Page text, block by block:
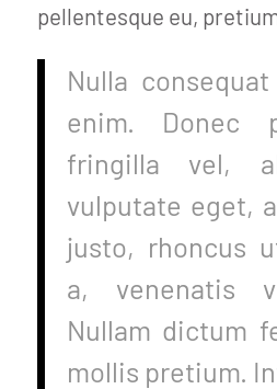
pellentesque eu,
Nulla
enim. Donec
fringilla vel,
vulputate eget,
justo, rhoncus
a, venenatis
Nullam dictum
mollis pretium.